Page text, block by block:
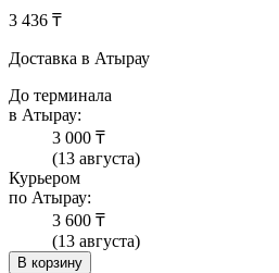
3 436 ₸
Доставка в Атырау
До терминала
в Атырау:
3 000 ₸
(13 августа)
Курьером
по Атырау:
3 600 ₸
(13 августа)
В корзину